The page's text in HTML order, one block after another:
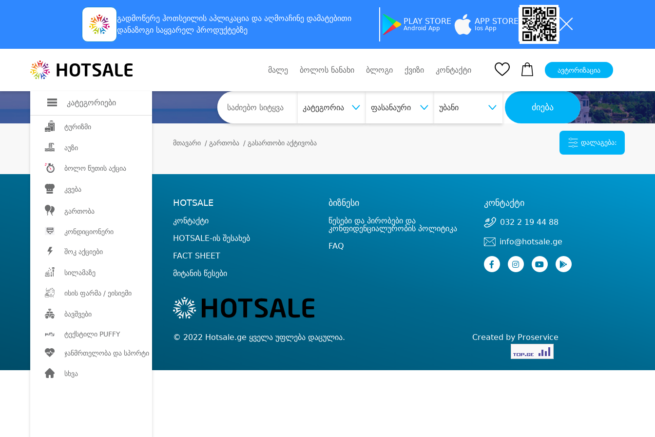
გადმოწერე ჰოთსეილის აპლიკაცია და აღმოაჩინე დამატებითი
დანაზოგი საყვარელ პროდუქტებზე
PLAY STORE
Android App
APP STORE
Ios App
კატეგორიები
ტურიზმი
აუზი
ბოლო წუთის აქცია
კვება
გართობა
კონდიციონერი
შოკ აქციები
სილამაზე
ისის ფარმა / ეისიემი
ბავშვები
ტექსტილი PUFFY
ჯანმრთელობა და სპორტი
სხვა
მალე ბოლოს ნანახი ბლოგი ქვიზი კონტაქტი ავტორიზაცია
კატეგორია ფასანაური უბანი ძიება
მთავარი / გართობა / გასართობი აქტივობა დალაგება:
HOTSALE
კონტაქტი
HOTSALE-ის შესახებ
FACT SHEET
მიტანის წესები
ბიზნესი
წესები და პირობები და
კონფიდენციალურობის პოლიტიკა
FAQ
კონტაქტი
032 2 19 44 88
info@hotsale.ge
© 2022 Hotsale.ge ყველა უფლება დაცულია. Created by Proservice